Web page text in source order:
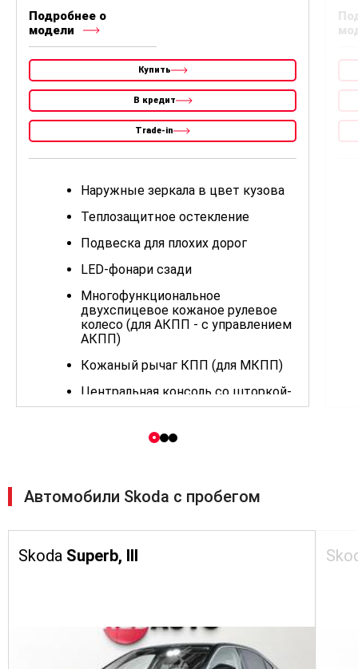
Подробнее о
модели
Купить
В кредит
Trade-in
Наружные зеркала в цвет кузова
Теплозащитное остекление
Подвеска для плохих дорог
LED-фонари сзади
Многофункциональное
двухспицевое кожаное рулевое
колесо (для АКПП - с управлением
АКПП)
Кожаный рычаг КПП (для МКПП)
Центральная консоль со шторкой-
жалюзи
Передний центральный
подлокотник Jumbo Box
Макияжные зеркала спереди
Спинка заднего сиденья делимая
Розетка 12В в багажнике, полка
багажника складная
Автомобили Skoda с пробегом
Skoda Superb, III